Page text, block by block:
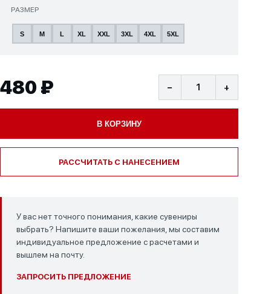
РАЗМЕР
S M L XL XXL 3XL 4XL 5XL
480 ₽ − +
В КОРЗИНУ
РАССЧИТАТЬ С НАНЕСЕНИЕМ
У вас нет точного понимания, какие сувениры
выбрать? Напишите ваши пожелания, мы составим
индивидуальное предложение с расчетами и
вышлем на почту.
ЗАПРОСИТЬ ПРЕДЛОЖЕНИЕ